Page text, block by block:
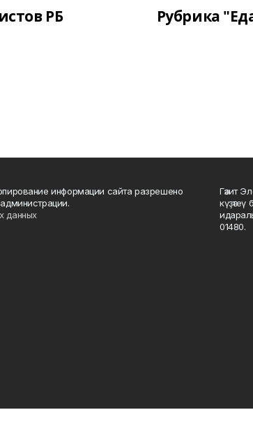
РБ Рубрика
информации сайта разрешено
данных
Гәзит
01480.